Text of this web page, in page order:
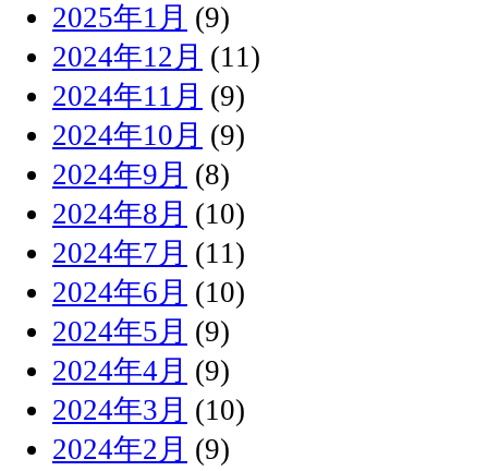
2025年1月 (9)
2024年12月 (11)
2024年11月 (9)
2024年10月 (9)
2024年9月 (8)
2024年8月 (10)
2024年7月 (11)
2024年6月 (10)
2024年5月 (9)
2024年4月 (9)
2024年3月 (10)
2024年2月 (9)